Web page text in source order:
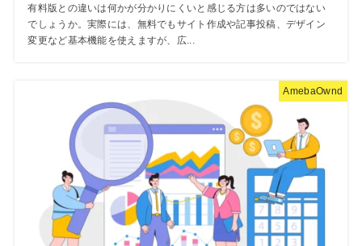
有料版との違いは何かが分かりにくいと感じる方は多いのではない
でしょうか。実際には、無料でもサイト作成や記事投稿、デザイン
変更など基本機能を使えますが、広...
AmebaOwnd